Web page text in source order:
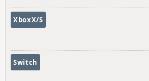
XboxX/S
Switch